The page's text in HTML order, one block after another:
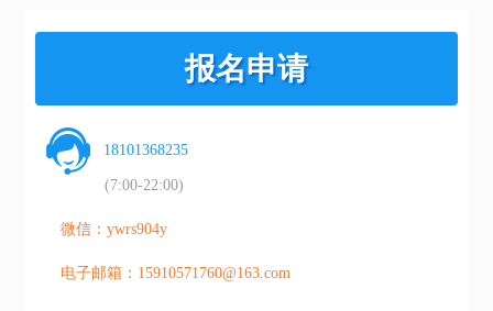
报名申请
18101368235
(7:00-22:00)
微信：ywrs904y
电子邮箱：15910571760@163.com